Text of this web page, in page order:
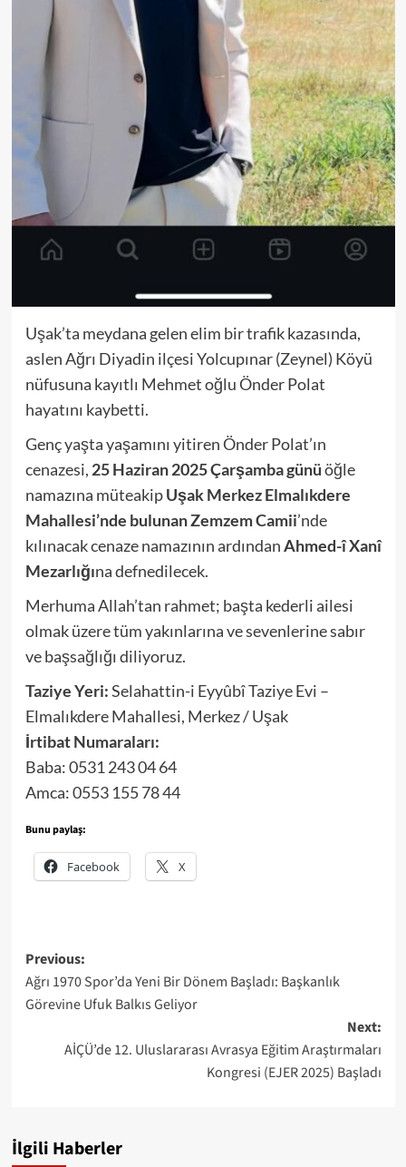
Uşak’ta meydana gelen elim bir trafik kazasında,
aslen Ağrı Diyadin ilçesi Yolcupınar (Zeynel) Köyü
nüfusuna kayıtlı Mehmet oğlu Önder Polat
hayatını kaybetti.
Genç yaşta yaşamını yitiren Önder Polat’ın
cenazesi, 25 Haziran 2025 Çarşamba günüöğle
namazına müteakipUşak Merkez Elmalıkdere
Mahallesi’nde bulunan Zemzem Camii’nde
kılınacak cenaze namazının ardındanAhmed-î Xanî
Mezarlığına defnedilecek.
Merhuma Allah’tan rahmet; başta kederli ailesi
olmak üzere tüm yakınlarına ve sevenlerine sabır
ve başsağlığı diliyoruz.
Taziye Yeri:Selahattin-i Eyyûbî Taziye Evi –
Elmalıkdere Mahallesi, Merkez / Uşak
İrtibat Numaraları:
Baba: 0531 243 04 64
Amca: 0553 155 78 44
Bunu paylaş:
Facebook X
Post
navigation
Previous:
Ağrı 1970 Spor’da Yeni Bir Dönem Başladı: Başkanlık
Görevine Ufuk Balkıs Geliyor
Next:
AİÇÜ’de 12. Uluslararası Avrasya Eğitim Araştırmaları
Kongresi (EJER 2025) Başladı
İlgili Haberler